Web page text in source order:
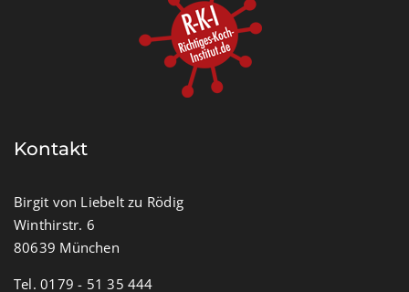
Kontakt
Birgit von Liebelt zu Rödig
Winthirstr. 6
80639 München
Tel. 0179 - 51 35 444